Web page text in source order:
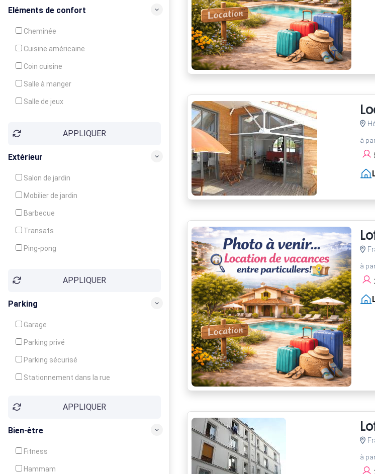
Eléments de confort
Cheminée
Cuisine américaine
Coin cuisine
Salle à manger
Salle de jeux
Balcon / Terrasse
APPLIQUER
Extérieur
Salon de jardin
Mobilier de jardin
Barbecue
Transats
Ping-pong
Jeux d'enfantsAPPLIQUER
Parking
Garage
Parking privé
Parking sécurisé
Stationnement dans la rue
APPLIQUER
Bien-être
Fitness
Hammam
à
à
à